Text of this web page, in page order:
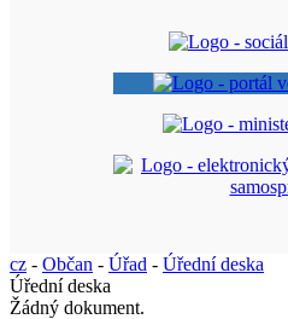
cz - Občan - Úřad - Úřední deska
Úřední deska
Žádný dokument.